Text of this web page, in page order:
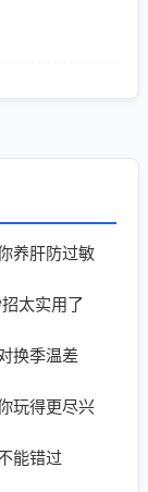
养肝防过敏
太实用了
换季温差
玩得更尽兴
能错过